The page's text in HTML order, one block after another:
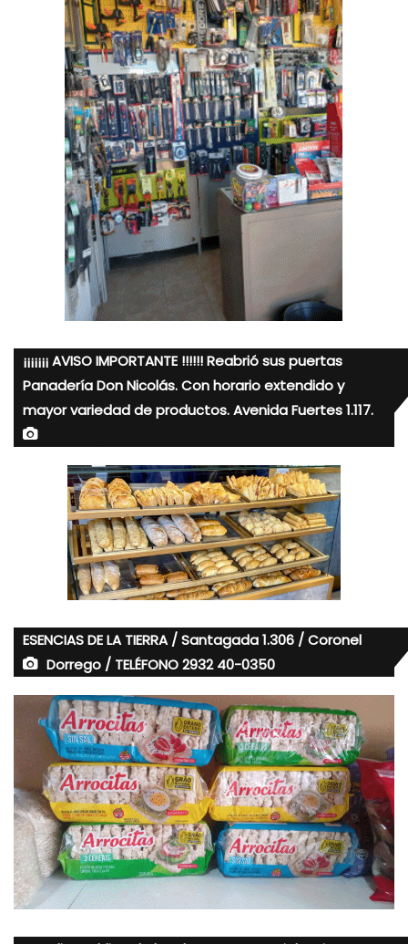
¡¡¡¡¡¡¡ AVISO IMPORTANTE !!!!!! Reabrió sus puertas
Panadería Don Nicolás. Con horario extendido y
mayor variedad de productos. Avenida Fuertes 1.117.
ESENCIAS DE LA TIERRA / Santagada 1.306 / Coronel
Dorrego / TELÉFONO 2932 40-0350